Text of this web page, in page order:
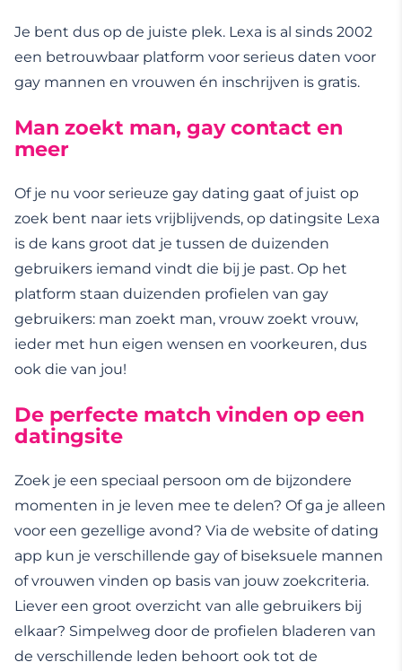
Je bent dus op de juiste plek. Lexa is al sinds 2002
een betrouwbaar platform voor serieus daten voor
gay mannen en vrouwen én inschrijven is gratis.
Man zoekt man, gay contact en
meer
Of je nu voor serieuze gay dating gaat of juist op
zoek bent naar iets vrijblijvends, op datingsite Lexa
is de kans groot dat je tussen de duizenden
gebruikers iemand vindt die bij je past. Op het
platform staan duizenden profielen van gay
gebruikers: man zoekt man, vrouw zoekt vrouw,
ieder met hun eigen wensen en voorkeuren, dus
ook die van jou!
De perfecte match vinden op een
datingsite
Zoek je een speciaal persoon om de bijzondere
momenten in je leven mee te delen? Of ga je alleen
voor een gezellige avond? Via de website of dating
app kun je verschillende gay of biseksuele mannen
of vrouwen vinden op basis van jouw zoekcriteria.
Liever een groot overzicht van alle gebruikers bij
elkaar? Simpelweg door de profielen bladeren van
de verschillende leden behoort ook tot de